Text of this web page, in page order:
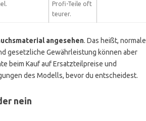
Profi-Teile oft
teurer.
angesehen. Das heißt, normale
gesetzliche Gewährleistung können aber
beim Kauf auf Ersatzteilpreise und
des Modells, bevor du entscheidest.
nein